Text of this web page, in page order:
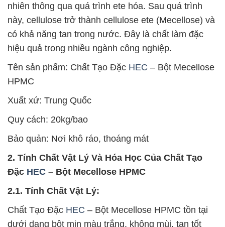
nhiên thông qua quá trình ete hóa. Sau quá trình
này, cellulose trở thành cellulose ete (Mecellose) và
có khả năng tan trong nước. Đây là chất làm đặc
hiệu quả trong nhiều ngành công nghiệp.
Tên sản phẩm: Chất Tạo Đặc HEC – Bột Mecellose
HPMC
Xuất xứ: Trung Quốc
Quy cách: 20kg/bao
Bảo quản: Nơi khô ráo, thoáng mát
2. Tính Chất Vật Lý Và Hóa Học Của Chất Tạo
Đặc HEC – Bột Mecellose HPMC
2.1. Tính Chất Vật Lý:
Chất Tạo Đặc HEC – Bột Mecellose HPMC tồn tại
dưới dạng bột mịn màu trắng, không mùi, tan tốt